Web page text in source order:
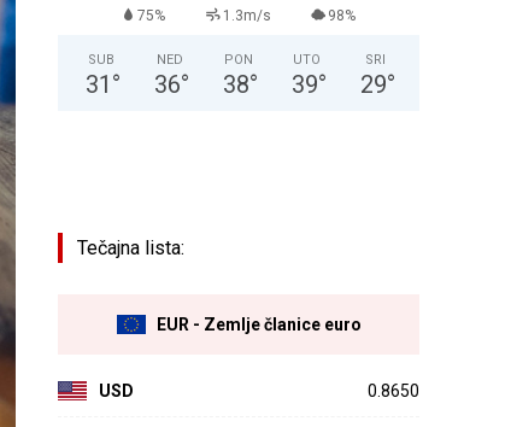
75% 1.3m/s 98%
SUB
31 °
NED
36°
PON
38°
UTO
39°
SRI
29°
Tečajna lista:
EUR - Zemlje članice euro
USD 0.8650